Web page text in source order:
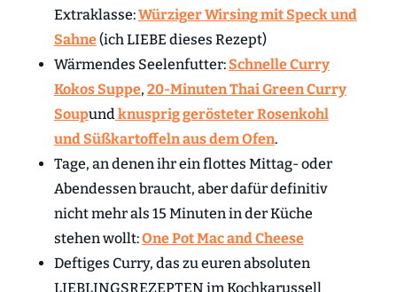
Extraklasse:Würziger Wirsing mit Speck und
Sahne(ich LIEBE dieses Rezept)
Wärmendes Seelenfutter: Schnelle Curry
Kokos Suppe, 20-Minuten Thai Green Curry
Soupundknusprig gerösteter Rosenkohl
und Süßkartoffeln aus dem Ofen.
Tage, an denen ihr ein flottes Mittag- oder
Abendessen braucht, aber dafür definitiv
nicht mehr als 15 Minuten in der Küche
stehen wollt:One Pot Mac and Cheese
Deftiges Curry, das zu euren absoluten
LIEBLINGSREZEPTEN im Kochkarussell